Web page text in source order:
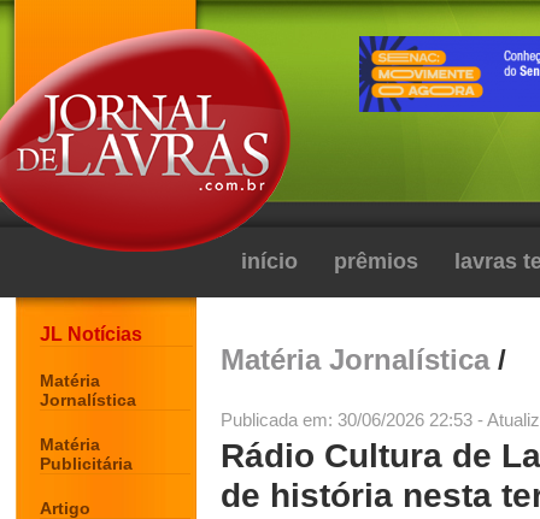
início prêmios lavras
JL Notícias
Matéria
Jornalística
Matéria
Publicitária
Artigo
Matéria Jornalística/
Publicada em: 30/06/2026 22:53 -
Rádio Cultura de
de história nesta